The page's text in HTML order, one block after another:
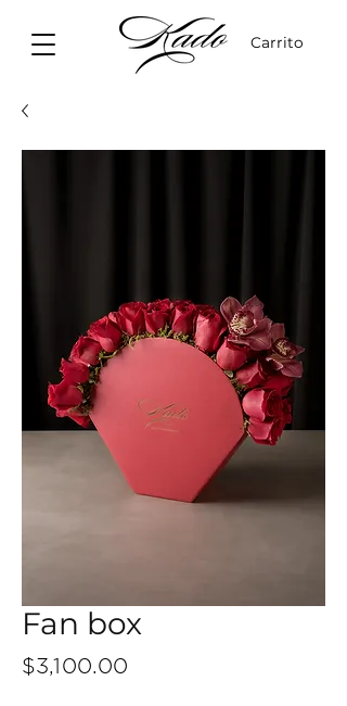
Carrito
Fan box
$3,100.00